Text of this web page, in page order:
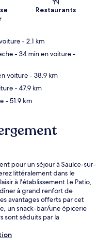
Restaurants
- 2.1 km
- 34 min en voiture-
voiture- 38.9 km
- 47.9 km
- 51.9 km
pour un séjour à Saulce-sur-
littéralement dans le
à l'établissement Le Patio,
à grand renfort de
avantages offerts par cet
un snack-bar/une épicerie
sont séduits par la